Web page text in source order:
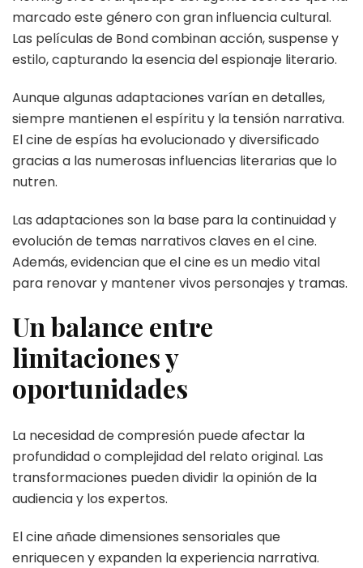
marcado este género con gran influencia cultural.
Las películas de Bond combinan acción, suspense y
estilo, capturando la esencia del espionaje literario.
Aunque algunas adaptaciones varían en detalles,
siempre mantienen el espíritu y la tensión narrativa.
El cine de espías ha evolucionado y diversificado
gracias a las numerosas influencias literarias que lo
nutren.
Las adaptaciones son la base para la continuidad y
evolución de temas narrativos claves en el cine.
Además, evidencian que el cine es un medio vital
para renovar y mantener vivos personajes y tramas.
Un balance entre
limitaciones y
oportunidades
La necesidad de compresión puede afectar la
profundidad o complejidad del relato original. Las
transformaciones pueden dividir la opinión de la
audiencia y los expertos.
El cine añade dimensiones sensoriales que
enriquecen y expanden la experiencia narrativa.